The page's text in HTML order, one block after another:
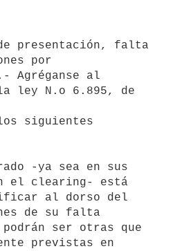
por
Agréganse al
ley N.o 6.895, de
siguientes
el clearing- está
al dorso del
de su falta
ser otras que
previstas en